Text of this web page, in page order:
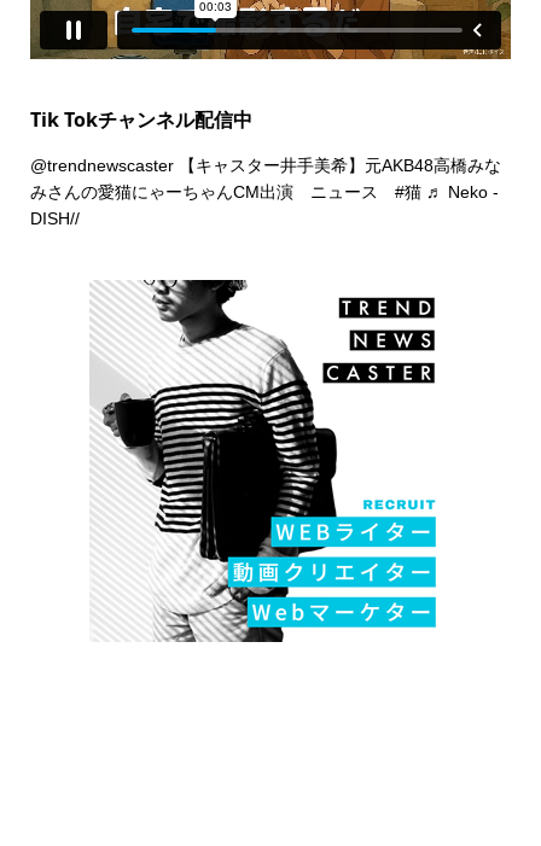
Tik Tokチャンネル配信中
@trendnewscaster【キャスター井手美希】元AKB48高橋みな
みさんの愛猫にゃーちゃんCM出演 ニュース #猫 ♬ Neko -
DISH//